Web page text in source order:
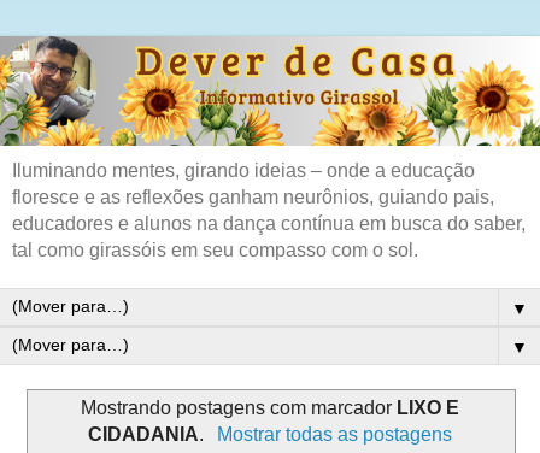
Iluminando mentes, girando ideias – onde a educação
floresce e as reflexões ganham neurônios, guiando pais,
educadores e alunos na dança contínua em busca do saber,
tal como girassóis em seu compasso com o sol.
▼
▼
Mostrando postagens com marcador LIXO E
CIDADANIA. Mostrar todas as postagens